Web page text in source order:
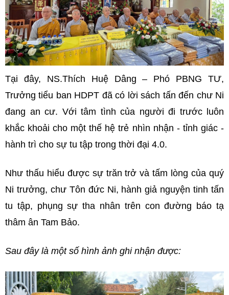
Tại đây, NS.Thích Huệ Dâng – Phó PBNG TƯ,
Trưởng tiểu ban HDPT đã có lời sách tấn đến chư Ni
đang an cư. Với tâm tình của người đi trước luôn
khắc khoải cho một thế hệ trẻ nhìn nhận - tỉnh giác -
hành trì cho sự tu tập trong thời đại 4.0.
Như thấu hiểu được sự trăn trở và tấm lòng của quý
Ni trưởng, chư Tôn đức Ni, hành giả nguyện tinh tấn
tu tập, phụng sự tha nhân trên con đường báo tạ
thâm ân Tam Bảo.
Sau đây là một số hình ảnh ghi nhận được: